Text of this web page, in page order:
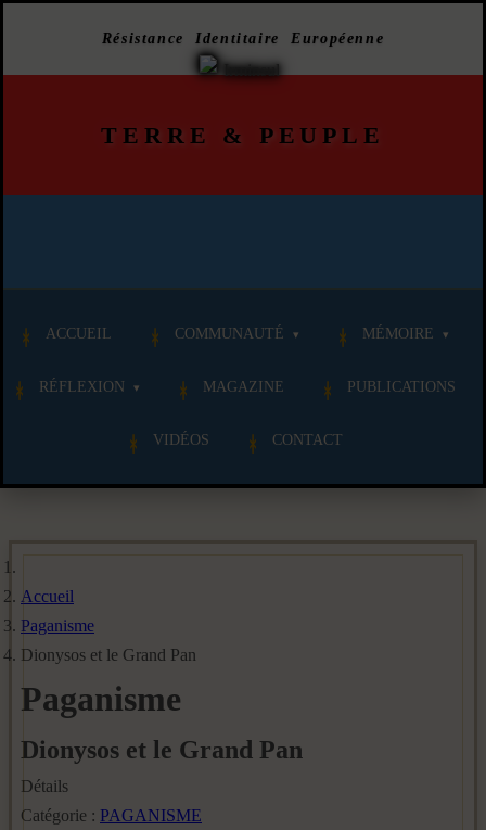
Résistance Identitaire Européenne
TERRE & PEUPLE
ACCUEIL COMMUNAUTÉ MÉMOIRE
RÉFLEXION MAGAZINE PUBLICATIONS
VIDÉOS CONTACT
Accueil
Paganisme
Dionysos et le Grand Pan
Paganisme
Dionysos et le Grand Pan
Détails
Catégorie : PAGANISME